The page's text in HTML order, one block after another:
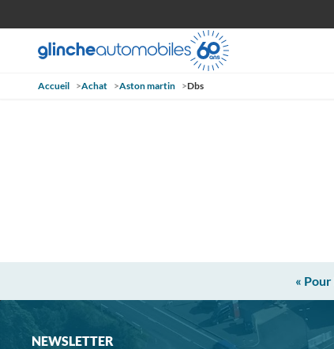
Accueil >Achat >Aston martin >Dbs
«
NEWSLETTER